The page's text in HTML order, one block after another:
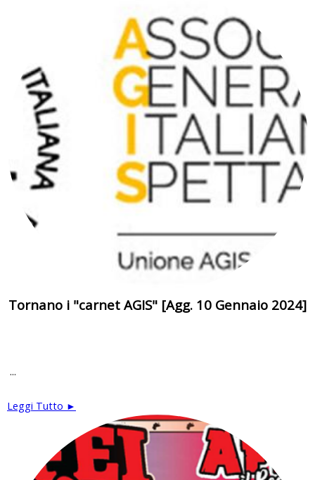
Tornano i "carnet AGIS" [Agg. 10 Gennaio 2024]
...
Leggi Tutto ►